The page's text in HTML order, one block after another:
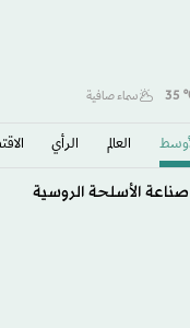
35 سماء صافية
العالم الرأي
الأسلحة الروسية